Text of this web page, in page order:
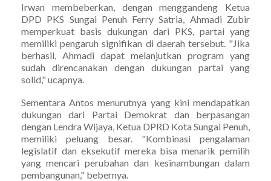
Irwan membeberkan, dengan menggandeng Ketua
DPD PKS Sungai Penuh Ferry Satria, Ahmadi Zubir
memperkuat basis dukungan dari PKS, partai yang
memiliki pengaruh signifikan di daerah tersebut. "Jika
berhasil, Ahmadi dapat melanjutkan program yang
sudah direncanakan dengan dukungan partai yang
solid," ucapnya.
Sementara Antos menurutnya yang kini mendapatkan
dukungan dari Partai Demokrat dan berpasangan
dengan Lendra Wijaya, Ketua DPRD Kota Sungai Penuh,
memiliki peluang besar. "Kombinasi pengalaman
legislatif dan eksekutif mereka bisa menarik pemilih
yang mencari perubahan dan kesinambungan dalam
pembangunan," bebernya.